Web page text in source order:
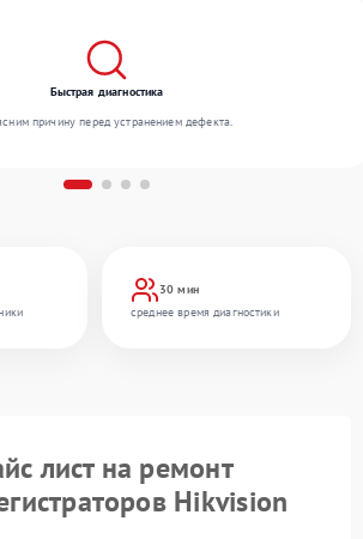
30 мин
среднее время диагностики
Быстрая диагностика
причину перед устранением дефекта.
лист на ремонт
Hikvision